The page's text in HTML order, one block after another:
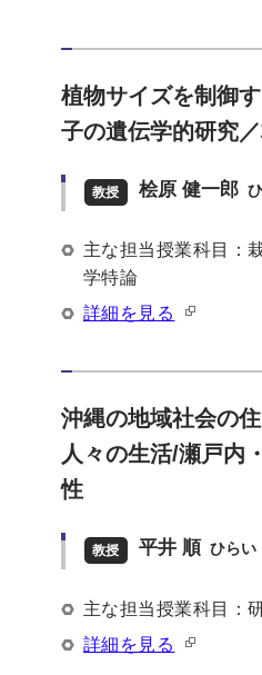
植物サイズを制御
子の遺伝学的研究
教授 桧原 健一郎
主な担当授業科目：
学特論
詳細を見る
沖縄の地域社会の
人々の生活/瀬戸内
性
教授 平井 順 ひらい
主な担当授業科目：
詳細を見る